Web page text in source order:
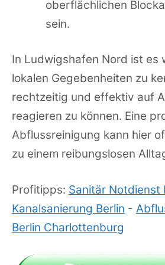
oberflächlichen
sein.
In Ludwigshafen Nord ist es
lokalen Gegebenheiten zu
rechtzeitig und effektiv auf
reagieren zu können. Eine
Abflussreinigung kann hier
zu einem reibungslosen
Profitipps: Sanitär Notdienst
Kanalsanierung Berlin -
Berlin Charlottenburg